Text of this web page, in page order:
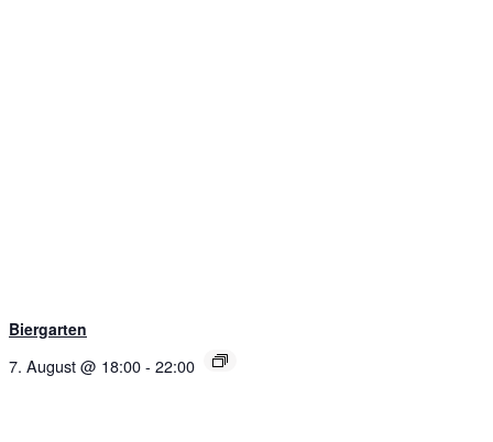
Biergarten
7. August @ 18:00- 22:00